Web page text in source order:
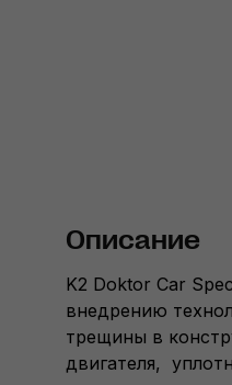
Описание
K2 Doktor Car
внедрению
трещины в
двигателя,